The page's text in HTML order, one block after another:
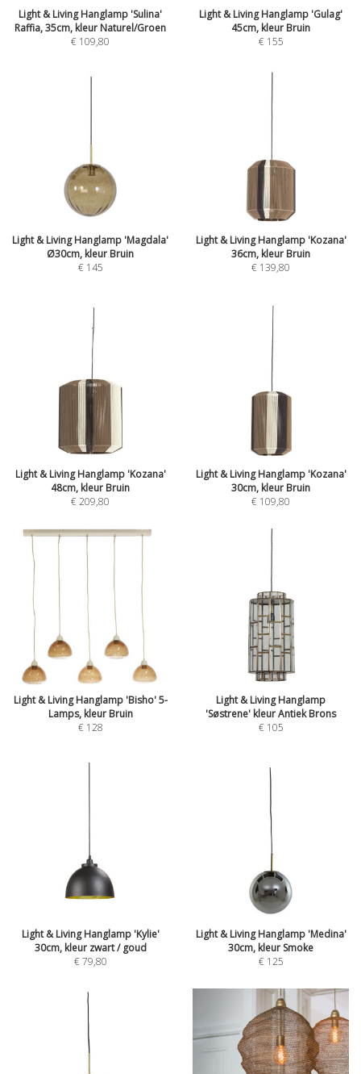
Light & Living Hanglamp 'Sulina'
Raffia, 35cm, kleur Naturel/Groen
€ 109,80
Light & Living Hanglamp 'Gulag'
45cm, kleur Bruin
€ 155
Light & Living Hanglamp 'Magdala'
Ø30cm, kleur Bruin
€ 145
Light & Living Hanglamp 'Kozana'
36cm, kleur Bruin
€ 139,80
Light & Living Hanglamp 'Kozana'
48cm, kleur Bruin
€209,80
Light & Living Hanglamp 'Kozana'
30cm, kleur Bruin
€ 109,80
Light & Living Hanglamp 'Bisho' 5-
Lamps, kleur Bruin
€ 128
Light & Living Hanglamp
'Søstrene' kleur Antiek Brons
€ 105
Light & Living Hanglamp 'Kylie'
30cm, kleur zwart / goud
€79,80
Light & Living Hanglamp 'Medina'
30cm, kleur Smoke
€ 125